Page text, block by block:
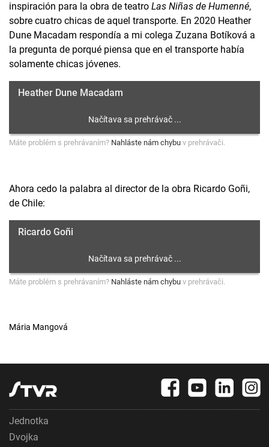
inspiración para la obra de teatro Las Niñas de Humenné,
sobre cuatro chicas de aquel transporte. En 2020 Heather
Dune Macadam respondía a mi colega Zuzana Botíková a
la pregunta de porqué piensa que en el transporte había
solamente chicas jóvenes.
Heather Dune Macadam
Máte problém s prehrávaním? Nahláste nám chybu v prehrávači.
Ahora cedo la palabra al director de la obra Ricardo Goñi,
de Chile:
Ricardo Goñi
Máte problém s prehrávaním? Nahláste nám chybu v prehrávači.
Mária Mangová
Jednotka
Dvojka